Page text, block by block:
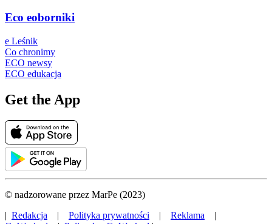
Eco eoborniki
e Leśnik
Co chronimy
ECO newsy
ECO edukacja
Get the App
© nadzorowane przez MarPe (2023)
| Redakcja | Polityka prywatności | Reklama |